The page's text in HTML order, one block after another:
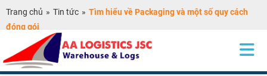
Trang chủ » Tin tức » Tìm hiểu về Packaging và một số quy cách
đóng gói
TÌM HIỂU VỀ PACKAGING VÀ